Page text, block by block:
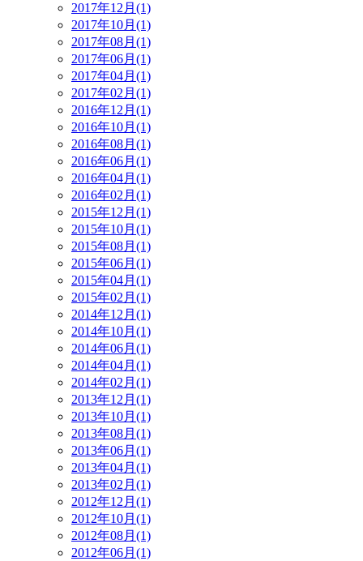
2017年12月(1)
2017年10月(1)
2017年08月(1)
2017年06月(1)
2017年04月(1)
2017年02月(1)
2016年12月(1)
2016年10月(1)
2016年08月(1)
2016年06月(1)
2016年04月(1)
2016年02月(1)
2015年12月(1)
2015年10月(1)
2015年08月(1)
2015年06月(1)
2015年04月(1)
2015年02月(1)
2014年12月(1)
2014年10月(1)
2014年06月(1)
2014年04月(1)
2014年02月(1)
2013年12月(1)
2013年10月(1)
2013年08月(1)
2013年06月(1)
2013年04月(1)
2013年02月(1)
2012年12月(1)
2012年10月(1)
2012年08月(1)
2012年06月(1)